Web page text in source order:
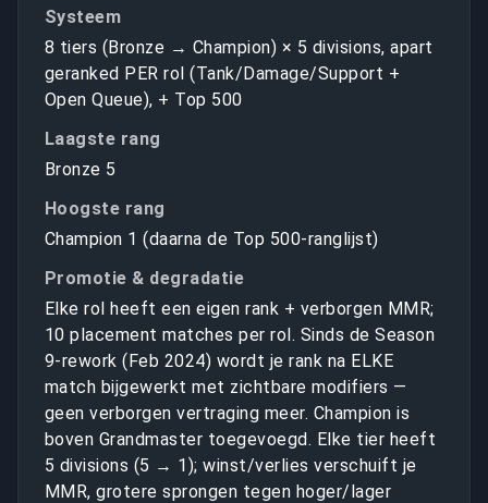
Systeem
8 tiers (Bronze → Champion) × 5 divisions, apart
geranked PER rol (Tank/Damage/Support +
Open Queue), + Top 500
Laagste rang
Bronze 5
Hoogste rang
Champion 1 (daarna de Top 500-ranglijst)
Promotie & degradatie
Elke rol heeft een eigen rank + verborgen MMR;
10 placement matches per rol. Sinds de Season
9-rework (Feb 2024) wordt je rank na ELKE
match bijgewerkt met zichtbare modifiers —
geen verborgen vertraging meer. Champion is
boven Grandmaster toegevoegd. Elke tier heeft
5 divisions (5 → 1); winst/verlies verschuift je
MMR, grotere sprongen tegen hoger/lager